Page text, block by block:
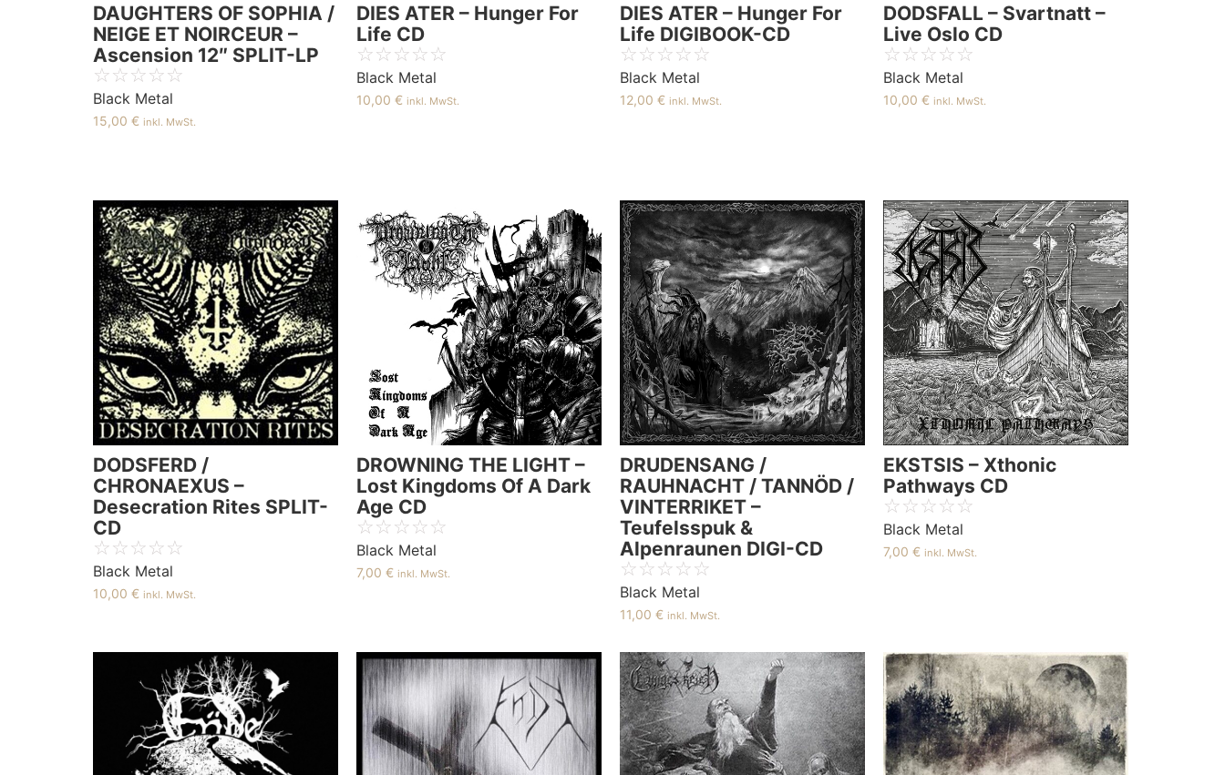
DAUGHTERS OF SOPHIA /
NEIGE ET NOIRCEUR –
Ascension 12″ SPLIT-LP
☆☆☆☆☆
Black Metal
15,00 € inkl. MwSt.
DIES ATER – Hunger For
Life CD
☆☆☆☆☆
Black Metal
10,00 € inkl. MwSt.
DIES ATER – Hunger For
Life DIGIBOOK-CD
☆☆☆☆☆
Black Metal
12,00 € inkl. MwSt.
DODSFALL – Svartnatt –
Live Oslo CD
☆☆☆☆☆
Black Metal
10,00 € inkl. MwSt.
DODSFERD /
CHRONAEXUS –
Desecration Rites SPLIT-
CD
☆☆☆☆☆
Black Metal
10,00 € inkl. MwSt.
DROWNING THE LIGHT –
Lost Kingdoms Of A Dark
Age CD
☆☆☆☆☆
Black Metal
7,00 € inkl. MwSt.
DRUDENSANG /
RAUHNACHT / TANNÖD /
VINTERRIKET –
Teufelsspuk &
Alpenraunen DIGI-CD
☆☆☆☆☆
Black Metal
11,00 € inkl. MwSt.
EKSTSIS – Xthonic
Pathways CD
☆☆☆☆☆
Black Metal
7,00 € inkl. MwSt.